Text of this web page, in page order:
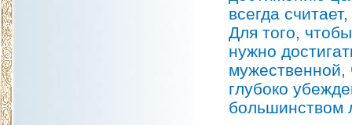
всегда
Для того,
нужно
мужественной,
глубоко
большинством